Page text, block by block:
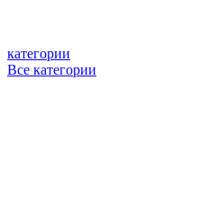
категории
Все категории